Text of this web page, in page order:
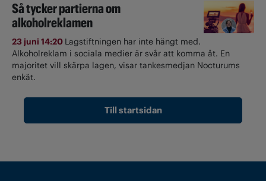
Så tycker partierna om
alkoholreklamen
23 juni 14:20 Lagstiftningen har inte hängt med.
Alkoholreklam i sociala medier är svår att komma åt. En
majoritet vill skärpa lagen, visar tankesmedjan Nocturums
enkät.
Till startsidan